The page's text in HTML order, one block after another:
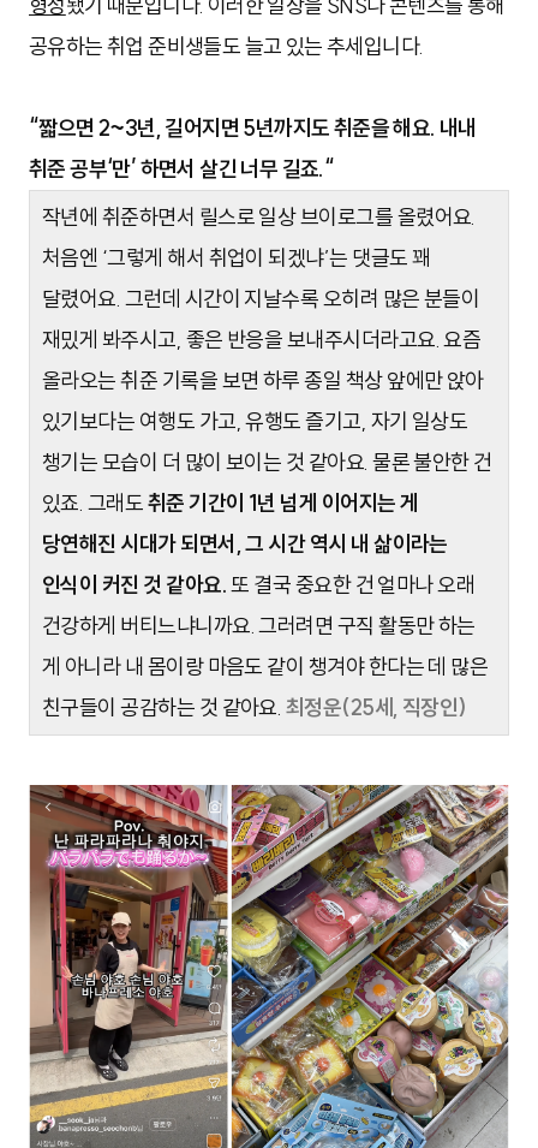
형성됐기 때문입니다. 이러한 일상을 SNS나 콘텐츠를 통해
공유하는 취업 준비생들도 늘고 있는 추세입니다.
“짧으면 2~3년, 길어지면 5년까지도 취준을 해요. 내내
취준 공부‘만’ 하면서 살긴 너무 길죠.“
작년에 취준하면서 릴스로 일상 브이로그를 올렸어요.
처음엔 ‘그렇게 해서 취업이 되겠냐’는 댓글도 꽤
달렸어요. 그런데 시간이 지날수록 오히려 많은 분들이
재밌게 봐주시고, 좋은 반응을 보내주시더라고요. 요즘
올라오는 취준 기록을 보면 하루 종일 책상 앞에만 앉아
있기보다는 여행도 가고, 유행도 즐기고, 자기 일상도
챙기는 모습이 더 많이 보이는 것 같아요. 물론 불안한 건
있죠. 그래도취준 기간이 1년 넘게 이어지는 게
당연해진 시대가 되면서, 그 시간 역시 내 삶이라는
인식이 커진 것 같아요.또 결국 중요한 건 얼마나 오래
건강하게 버티느냐니까요. 그러려면 구직 활동만 하는
게 아니라 내 몸이랑 마음도 같이 챙겨야 한다는 데 많은
친구들이 공감하는 것 같아요. 최정운(25세, 직장인)